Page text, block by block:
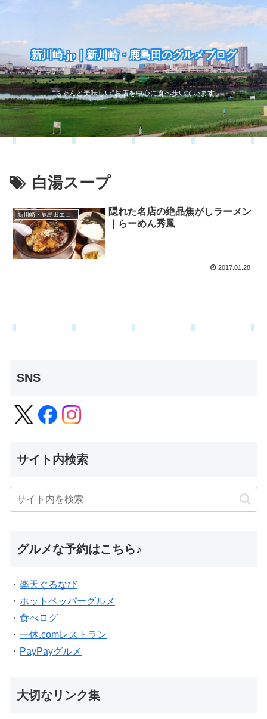
新川崎.jp｜新川崎・鹿島田のグルメブログ
“ちゃんと美味しい”お店を中心に食べ歩いています
白湯スープ
隠れた名店の絶品焦がしラーメン
｜らーめん秀鳳
2017.01.28
SNS
サイト内検索
グルメな予約はこちら♪
・ 楽天ぐるなび
・ ホットペッパーグルメ
・ 食べログ
・ 一休.comレストラン
・ PayPayグルメ
大切なリンク集